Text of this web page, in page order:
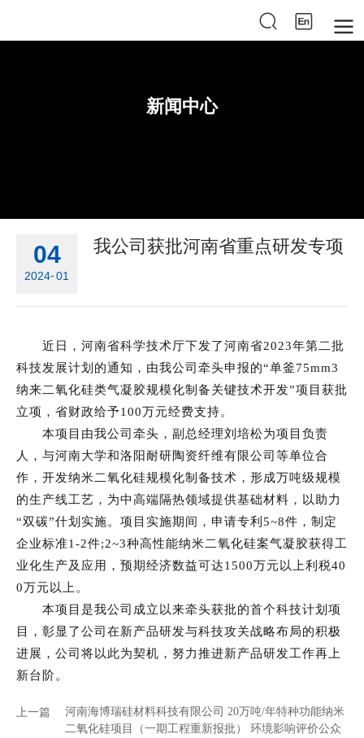
04
2024-01
我公司获批河南省重点研发专项
近日，河南省科学技术厅下发了河南省2023年第二批
科技发展计划的通知，由我公司牵头申报的“单釜75mm3
纳来二氧化硅类气凝胶规模化制备关键技术开发”项目获批
立项，省财政给予100万元经费支持。
本项目由我公司牵头，副总经理刘培松为项目负责
人，与河南大学和洛阳耐研陶资纤维有限公司等单位合
作，开发纳米二氧化硅规模化制备技术，形成万吨级规模
的生产线工艺，为中高端隔热领域提供基础材料，以助力
“双碳”什划实施。项目实施期间，申请专利5~8件，制定
企业标准1-2件;2~3种高性能纳米二氧化硅案气凝胶获得工
业化生产及应用，预期经济数益可达1500万元以上利税40
0万元以上。
本项目是我公司成立以来牵头获批的首个科技计划项
目，彰显了公司在新产品研发与科技攻关战略布局的积极
进展，公司将以此为契机，努力推进新产品研发工作再上
新台阶。
上一篇
河南海博瑞硅材料科技有限公司 20万吨/年特种功能纳米
二氧化硅项目（一期工程重新报批） 环境影响评价公众